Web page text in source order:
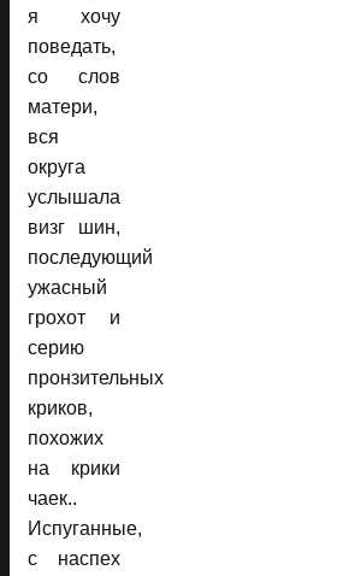
я хочу
поведать,
со слов
матери,
вся
округа
услышала
визг шин,
последующий
ужасный
грохот и
серию
пронзительных
криков,
похожих
на крики
чаек..
Испуганные,
с наспех